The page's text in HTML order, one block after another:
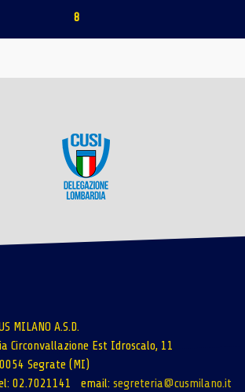
8
MILANO A.S.D.
Circonvallazione Est Idroscalo, 11
Segrate (MI)
02.7021141 email: segreteria@cusmilano.it